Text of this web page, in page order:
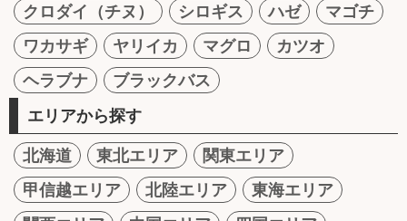
クロダイ（チヌ）
シロギス ハゼ
マゴチ
ワカサギ
ヤリイカ マグロ
カツオ
ヘラブナ
ブラックバス
エリアから探す
北海道 東北エリア
関東エリア
甲信越エリア
北陸エリア
東海エリア